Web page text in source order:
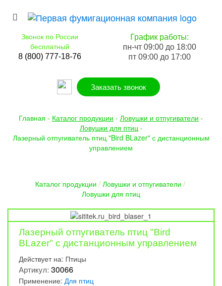
Звонок по России
бесплатный
8 (800) 777-18-76
График работы:
пн-чт 09:00 до 18:00
пт 09:00 до 17:00
Заказать звонок
Главная - Каталог продукции - Ловушки и отпугиватели -
Ловушки для птиц-
Лазерный отпугиватель птиц "Bird BLazer" с дистанционным
управлением
Каталог продукции / Ловушки и отпугиватели /
Ловушки для птиц
Лазерный отпугиватель птиц "Bird
BLazer" с дистанционным управлением
Действует на: Птицы
Артикул: 30066
Применение: Для птиц